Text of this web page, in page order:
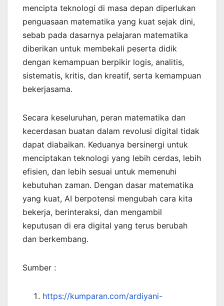
mencipta teknologi di masa depan diperlukan
penguasaan matematika yang kuat sejak dini,
sebab pada dasarnya pelajaran matematika
diberikan untuk membekali peserta didik
dengan kemampuan berpikir logis, analitis,
sistematis, kritis, dan kreatif, serta kemampuan
bekerjasama.
Secara keseluruhan, peran matematika dan
kecerdasan buatan dalam revolusi digital tidak
dapat diabaikan. Keduanya bersinergi untuk
menciptakan teknologi yang lebih cerdas, lebih
efisien, dan lebih sesuai untuk memenuhi
kebutuhan zaman. Dengan dasar matematika
yang kuat, AI berpotensi mengubah cara kita
bekerja, berinteraksi, dan mengambil
keputusan di era digital yang terus berubah
dan berkembang.
Sumber :
https://kumparan.com/ardiyani-